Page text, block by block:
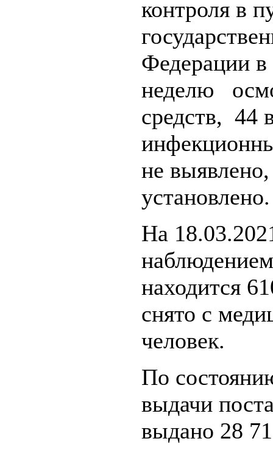
контроля в
Федерации
неделю
средств, 44
не
установлено.
На
находится
снято с
человек.
По
выдачи
выдано 28